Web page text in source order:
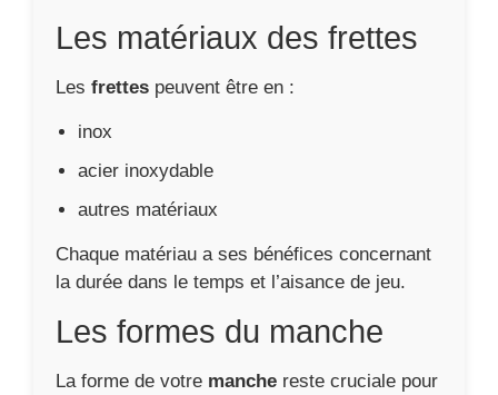
Les matériaux des frettes
Les frettes peuvent être en :
inox
acier inoxydable
autres matériaux
Chaque matériau a ses bénéfices concernant
la durée dans le temps et l’aisance de jeu.
Les formes du manche
La forme de votre manche reste cruciale pour